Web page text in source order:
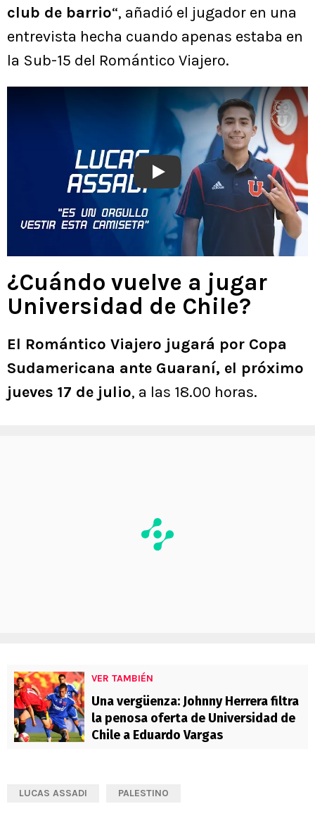
club de barrio“, añadió el jugador en una
entrevista hecha cuando apenas estaba en
la Sub-15 del Romántico Viajero.
Play
¿Cuándo vuelve a jugar
Universidad de Chile?
El Romántico Viajero jugará por Copa
Sudamericana ante Guaraní, el próximo
jueves 17 de julio, a las 18.00 horas.
VER TAMBIÉN
Una vergüenza: Johnny Herrera filtra
la penosa oferta de Universidad de
Chile a Eduardo Vargas
LUCAS ASSADI PALESTINO